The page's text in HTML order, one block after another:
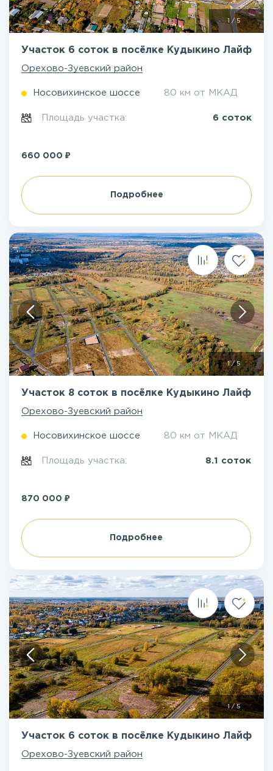
/5
Участок 6 соток в посёлке Кудыкино Лайф
Орехово-Зуевский район
Носовихинское шоссе 80 км от МКАД
Площадь участка: 6 соток
660 000 ₽
Подробнее
1/5
Участок 8 соток в посёлке Кудыкино Лайф
Орехово-Зуевский район
Носовихинское шоссе 80 км от МКАД
Площадь участка: 8.1 соток
870 000 ₽
Подробнее
1/5
Участок 6 соток в посёлке Кудыкино Лайф
Орехово-Зуевский район